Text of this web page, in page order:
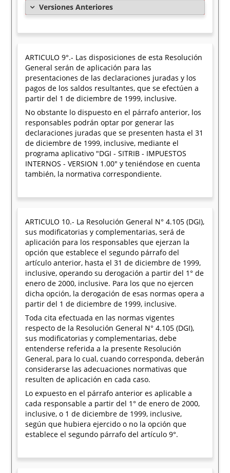
Versiones Anteriores
ARTICULO 9°.- Las disposiciones de esta Resolución
General serán de aplicación para las
presentaciones de las declaraciones juradas y los
pagos de los saldos resultantes, que se efectúen a
partir del 1 de diciembre de 1999, inclusive.
No obstante lo dispuesto en el párrafo anterior, los
responsables podrán optar por generar las
declaraciones juradas que se presenten hasta el 31
de diciembre de 1999, inclusive, mediante el
programa aplicativo "DGI - SITRIB - IMPUESTOS
INTERNOS - VERSION 1.00" y teniéndose en cuenta
también, la normativa correspondiente.
ARTICULO 10.- La Resolución General N° 4.105 (DGI),
sus modificatorias y complementarias, será de
aplicación para los responsables que ejerzan la
opción que establece el segundo párrafo del
artículo anterior, hasta el 31 de diciembre de 1999,
inclusive, operando su derogación a partir del 1° de
enero de 2000, inclusive. Para los que no ejercen
dicha opción, la derogación de esas normas opera a
partir del 1 de diciembre de 1999, inclusive.
Toda cita efectuada en las normas vigentes
respecto de la Resolución General N° 4.105 (DGI),
sus modificatorias y complementarias, debe
entenderse referida a la presente Resolución
General, para lo cual, cuando corresponda, deberán
considerarse las adecuaciones normativas que
resulten de aplicación en cada caso.
Lo expuesto en el párrafo anterior es aplicable a
cada responsable a partir del 1° de enero de 2000,
inclusive, o 1 de diciembre de 1999, inclusive,
según que hubiera ejercido o no la opción que
establece el segundo párrafo del artículo 9°.